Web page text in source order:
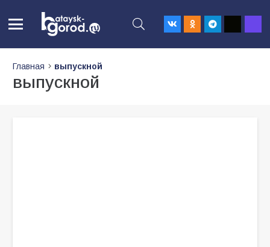
Главная выпускной
выпускной